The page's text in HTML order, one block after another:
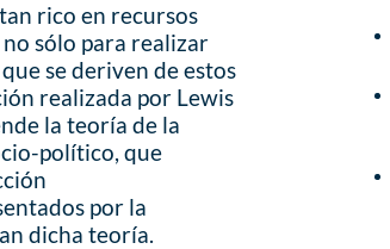
rico en recursos
sólo para realizar
se deriven de estos
realizada por Lewis
la teoría de la
político, que
por la
dicha teoría.